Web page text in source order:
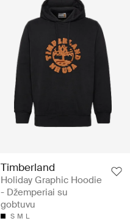
Timberland
Holiday Graphic Hoodie
- Džemperiai su
gobtuvu
S M L